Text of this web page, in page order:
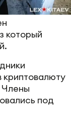
который
криптовалюту
Члены
под